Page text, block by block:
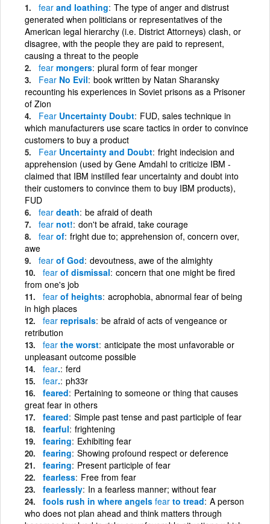
fear and loathing The type of anger and distrust
generated when politicians or representatives of the
American legal hierarchy (i.e. District Attorneys) clash, or
disagree, with the people they are paid to represent,
causing a threat to the people
fear mongers plural form of fear monger
Fear No Evil book written by Natan Sharansky
recounting his experiences in Soviet prisons as a Prisoner
of Zion
Fear Uncertainty Doubt FUD, sales technique in
which manufacturers use scare tactics in order to convince
customers to buy a product
Fear Uncertainty and Doubt fright indecision and
apprehension (used by Gene Amdahl to criticize IBM -
claimed that IBM instilled fear uncertainty and doubt into
their customers to convince them to buy IBM products),
FUD
fear death be afraid of death
fear not! don't be afraid, take courage
fear of fright due to; apprehension of, concern over,
awe
fear of God devoutness, awe of the almighty
fear of dismissal concern that one might be fired
from one's job
fear of heights acrophobia, abnormal fear of being
in high places
fear reprisals be afraid of acts of vengeance or
retribution
fear the worst anticipate the most unfavorable or
unpleasant outcome possible
fear. ferd
fear. ph33r
feared Pertaining to someone or thing that causes
great fear in others
feared Simple past tense and past participle of fear
fearful frightening
fearing Exhibiting fear
fearing Showing profound respect or deference
fearing Present participle of fear
fearless Free from fear
fearlessly In a fearless manner; without fear
fools rush in where angels fear to tread A person
who does not plan ahead and think matters through